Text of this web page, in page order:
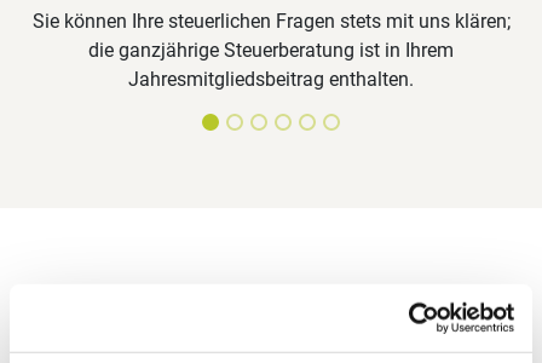
Sie können Ihre steuerlichen Fragen stets mit uns klären;
die ganzjährige Steuerberatung ist in Ihrem
Jahresmitgliedsbeitrag enthalten.
Alle Leistungen für Steuerring-